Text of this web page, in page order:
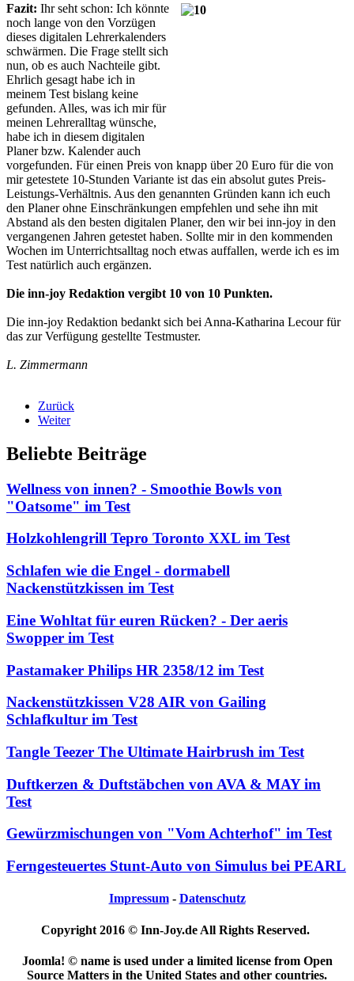
Fazit: Ihr seht schon: Ich könnte
noch lange von den Vorzügen
dieses digitalen Lehrerkalenders
schwärmen. Die Frage stellt sich
nun, ob es auch Nachteile gibt.
Ehrlich gesagt habe ich in
meinem Test bislang keine
gefunden. Alles, was ich mir für
meinen Lehreralltag wünsche,
habe ich in diesem digitalen
Planer bzw. Kalender auch
vorgefunden. Für einen Preis von knapp über 20 Euro für die von
mir getestete 10-Stunden Variante ist das ein absolut gutes Preis-
Leistungs-Verhältnis. Aus den genannten Gründen kann ich euch
den Planer ohne Einschränkungen empfehlen und sehe ihn mit
Abstand als den besten digitalen Planer, den wir bei inn-joy in den
vergangenen Jahren getestet haben. Sollte mir in den kommenden
Wochen im Unterrichtsalltag noch etwas auffallen, werde ich es im
Test natürlich auch ergänzen.
Die inn-joy Redaktion vergibt 10 von 10 Punkten.
Die inn-joy Redaktion bedankt sich bei Anna-Katharina Lecour für
das zur Verfügung gestellte Testmuster.
L. Zimmermann
Zurück
Weiter
Beliebte Beiträge
Wellness von innen? - Smoothie Bowls von
"Oatsome" im Test
Holzkohlengrill Tepro Toronto XXL im Test
Schlafen wie die Engel - dormabell
Nackenstützkissen im Test
Eine Wohltat für euren Rücken? - Der aeris
Swopper im Test
Pastamaker Philips HR 2358/12 im Test
Nackenstützkissen V28 AIR von Gailing
Schlafkultur im Test
Tangle Teezer The Ultimate Hairbrush im Test
Duftkerzen & Duftstäbchen von AVA & MAY im
Test
Gewürzmischungen von "Vom Achterhof" im Test
Ferngesteuertes Stunt-Auto von Simulus bei PEARL
Impressum- Datenschutz
Copyright 2016 © Inn-Joy.de All Rights Reserved.
Joomla! © name is used under a limited license from Open
Source Matters in the United States and other countries.